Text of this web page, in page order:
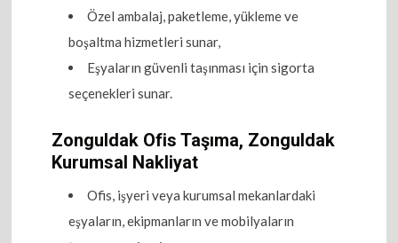
Özel ambalaj, paketleme, yükleme ve
boşaltma hizmetleri sunar,
Eşyaların güvenli taşınması için sigorta
seçenekleri sunar.
Zonguldak Ofis Taşıma, Zonguldak
Kurumsal Nakliyat
Ofis, işyeri veya kurumsal mekanlardaki
eşyaların, ekipmanların ve mobilyaların